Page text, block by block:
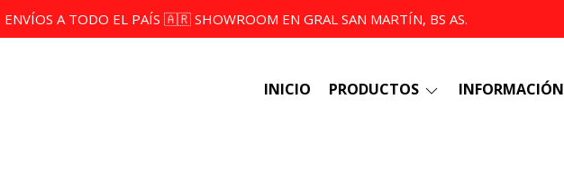
ENVÍOS A TODO EL PAÍS 🇦🇷 SHOWROOM EN GRAL SAN MARTÍN, BS AS.
INICIO PRODUCTOS INFORMACIÓN